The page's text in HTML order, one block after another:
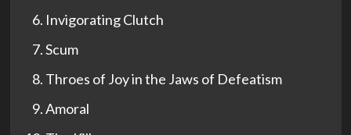
Invigorating Clutch
Scum
Throes of Joy in the Jaws of Defeatism
Amoral